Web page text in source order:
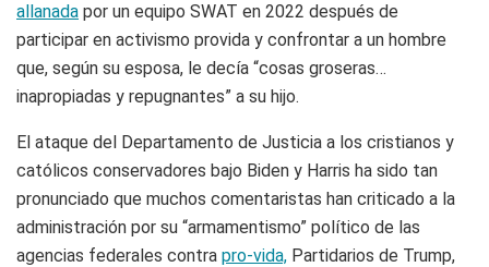
allanada por un equipo SWAT en 2022 después de
participar en activismo provida y confrontar a un hombre
que, según su esposa, le decía “cosas groseras…
inapropiadas y repugnantes” a su hijo.
El ataque del Departamento de Justicia a los cristianos y
católicos conservadores bajo Biden y Harris ha sido tan
pronunciado que muchos comentaristas han criticado a la
administración por su “armamentismo” político de las
agencias federales contra pro-vida, Partidarios de Trump,